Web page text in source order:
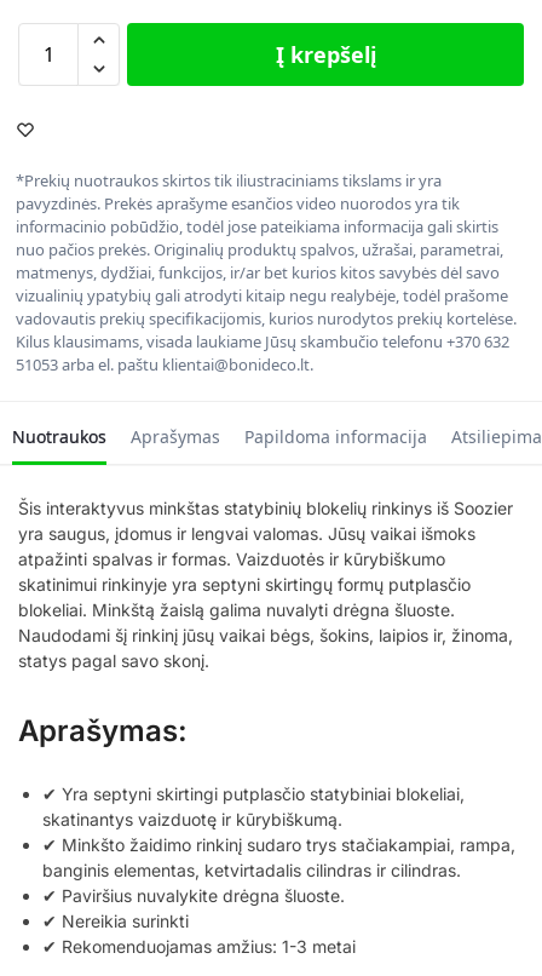
Į krepšelį
*Prekių nuotraukos skirtos tik iliustraciniams tikslams ir yra
pavyzdinės. Prekės aprašyme esančios video nuorodos yra tik
informacinio pobūdžio, todėl jose pateikiama informacija gali skirtis
nuo pačios prekės. Originalių produktų spalvos, užrašai, parametrai,
matmenys, dydžiai, funkcijos, ir/ar bet kurios kitos savybės dėl savo
vizualinių ypatybių gali atrodyti kitaip negu realybėje, todėl prašome
vadovautis prekių specifikacijomis, kurios nurodytos prekių kortelėse.
Kilus klausimams, visada laukiame Jūsų skambučio telefonu +370 632
51053 arba el. paštu klientai@bonideco.lt.
Nuotraukos Aprašymas Papildoma informacija
Šis interaktyvus minkštas statybinių blokelių rinkinys iš Soozier
yra saugus, įdomus ir lengvai valomas. Jūsų vaikai išmoks
atpažinti spalvas ir formas. Vaizduotės ir kūrybiškumo
skatinimui rinkinyje yra septyni skirtingų formų putplasčio
blokeliai. Minkštą žaislą galima nuvalyti drėgna šluoste.
Naudodami šį rinkinį jūsų vaikai bėgs, šokins, laipios ir, žinoma,
statys pagal savo skonį.
Aprašymas:
✔ Yra septyni skirtingi putplasčio statybiniai blokeliai,
skatinantys vaizduotę ir kūrybiškumą.
✔ Minkšto žaidimo rinkinį sudaro trys stačiakampiai, rampa,
banginis elementas, ketvirtadalis cilindras ir cilindras.
✔ Paviršius nuvalykite drėgna šluoste.
✔ Nereikia surinkti
✔ Rekomenduojamas amžius: 1-3 metai